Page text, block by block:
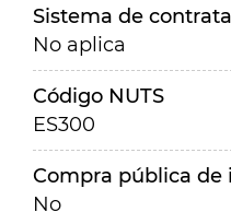
Sistema de
No aplica
Código NUTS
ES300
Compra pública de
No